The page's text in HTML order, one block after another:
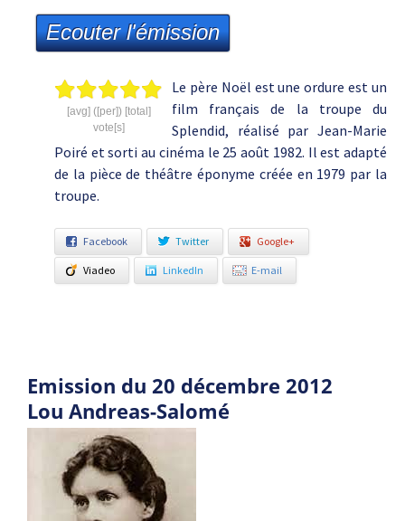
Ecouter l'émission
[avg] ([per]) [total]
vote[s]
Le père Noël est une ordure est un
film français de la troupe du
Splendid, réalisé par Jean-Marie
Poiré et sorti au cinéma le 25 août 1982. Il est adapté
de la pièce de théâtre éponyme créée en 1979 par la
troupe.
Facebook Twitter Google+
Viadeo LinkedIn E-mail
Emission du 20 décembre 2012
Lou Andreas-Salomé